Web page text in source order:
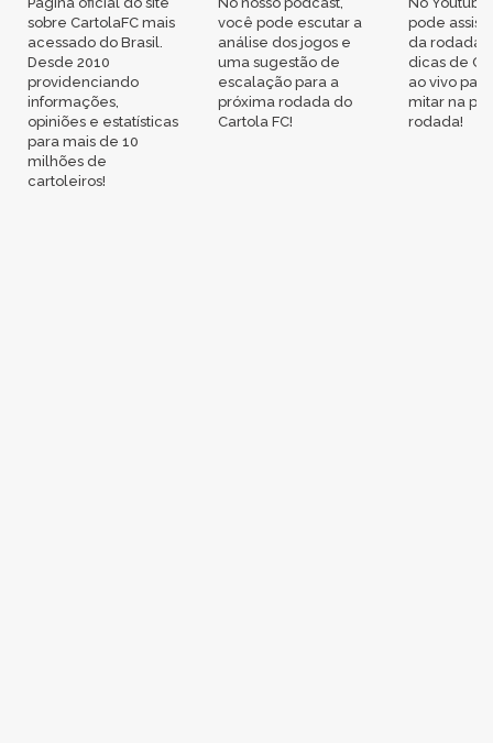
sobre CartolaFC mais
acessado do Brasil.
Desde 2010
providenciando
informações,
opiniões e estatísticas
para mais de 10
milhões de
cartoleiros!
você pode escutar a
análise dos jogos e
uma sugestão de
escalação para a
próxima rodada do
Cartola FC!
pode
da rodada,
dicas de
ao vivo
mitar na
rodada!